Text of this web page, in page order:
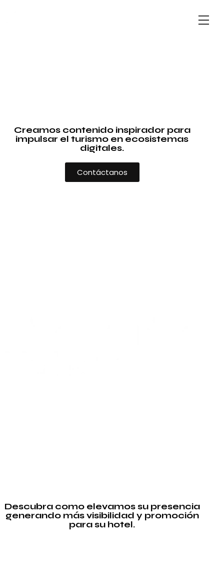
Creamos contenido inspirador para
impulsar el turismo en ecosistemas
digitales.
Contáctanos
Descubra como elevamos su presencia
generando más visibilidad y promoción
para su hotel.